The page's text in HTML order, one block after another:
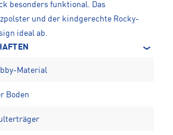
besonders funktional. Das
und der kindgerechte Rocky-
ideal ab.
Material
Boden